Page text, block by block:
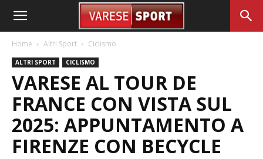
Home Altri Sport Ciclismo
ALTRI SPORT CICLISMO
VARESE AL TOUR DE
FRANCE CON VISTA SUL
2025: APPUNTAMENTO A
FIRENZE CON BECYCLE